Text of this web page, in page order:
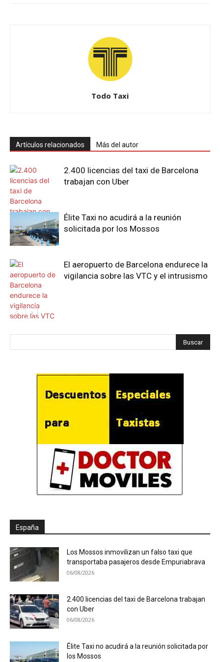
Todo Taxi
Artículos relacionados Más del autor
2.400 licencias del taxi de Barcelona
trabajan con Uber
Élite Taxi no acudirá a la reunión
solicitada por los Mossos
El aeropuerto de Barcelona endurece la
vigilancia sobre las VTC y el intrusismo
España
Los Mossos inmovilizan un falso taxi que
transportaba pasajeros desde Empuriabrava
06/08/2026
2.400 licencias del taxi de Barcelona trabajan
con Uber
06/08/2026
Élite Taxi no acudirá a la reunión solicitada por
los Mossos